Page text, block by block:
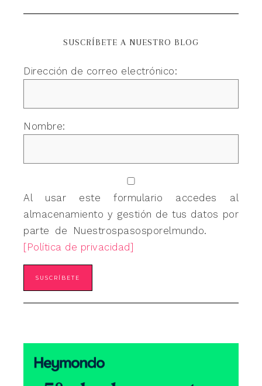
SUSCRÍBETE A NUESTRO BLOG
Dirección de correo electrónico:
Nombre:
Al usar este formulario accedes al
almacenamiento y gestión de tus datos por
parte de Nuestrospasosporelmundo.
[Política de privacidad]